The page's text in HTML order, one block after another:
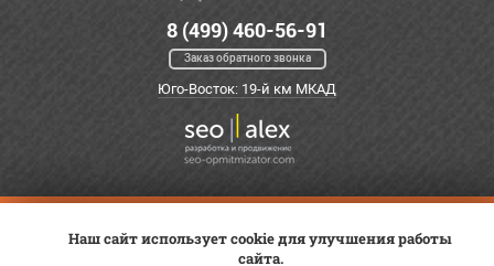
8 (499) 460-56-91
Заказ обратного звонка
Юго-Восток: 19-й км МКАД
Сервис
Наш сайт использует cookie для улучшения работы
сайта.